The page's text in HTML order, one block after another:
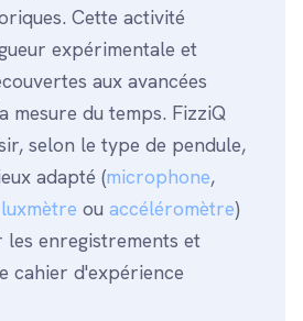
Cette activité
expérimentale et
aux avancées
mesure du temps. FizziQ
selon le type de pendule,
adapté (microphone,
luxmètre ou accéléromètre)
enregistrements et
cahier d'expérience